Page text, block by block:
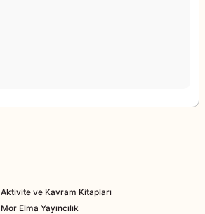
Aktivite ve Kavram Kitapları
Mor Elma Yayıncılık